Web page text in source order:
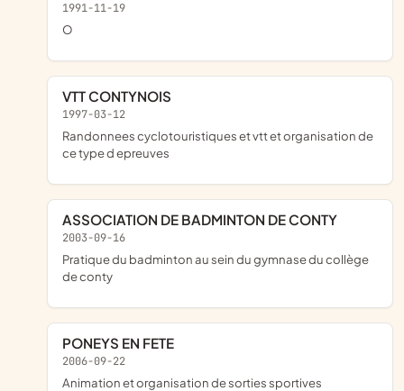
1991-11-19
o
VTT CONTYNOIS
1997-03-12
randonnees cyclotouristiques et vtt et organisation de
ce type d epreuves
ASSOCIATION DE BADMINTON DE CONTY
2003-09-16
pratique du badminton au sein du gymnase du collège
de conty
PONEYS EN FETE
2006-09-22
animation et organisation de sorties sportives